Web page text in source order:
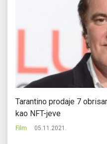
Tarantino prodaje 7
kao NFT-jeve
Film 05.11.2021.